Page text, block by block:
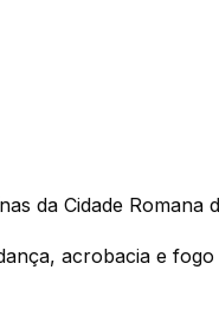
da Cidade Romana
acrobacia e fogo